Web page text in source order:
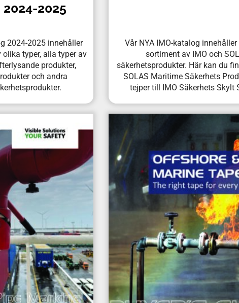
2024-2025
2024-2025 innehåller
typer, alla typer av
produkter,
och andra
Vår NYA IMO-katalog
sortiment av IMO och
säkerhetsprodukter. Här kan du
SOLAS Maritime Säkerhets
tejper till IMO Säkerhets